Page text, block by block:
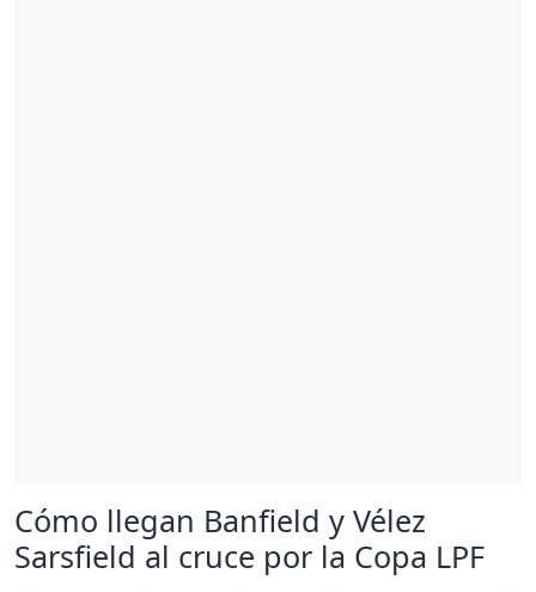
Cómo llegan Banfield y Vélez
Sarsfield al cruce por la Copa LPF